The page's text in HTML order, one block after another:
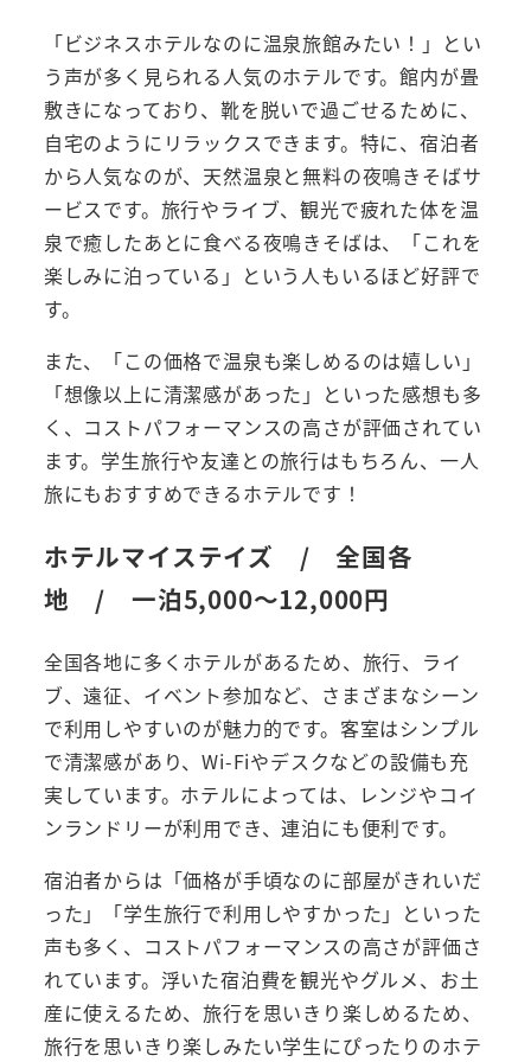
「ビジネスホテルなのに温泉旅館みたい！」とい
う声が多く見られる人気のホテルです。館内が畳
敷きになっており、靴を脱いで過ごせるために、
自宅のようにリラックスできます。特に、宿泊者
から人気なのが、天然温泉と無料の夜鳴きそばサ
ービスです。旅行やライブ、観光で疲れた体を温
泉で癒したあとに食べる夜鳴きそばは、「これを
楽しみに泊っている」という人もいるほど好評で
す。
また、「この価格で温泉も楽しめるのは嬉しい」
「想像以上に清潔感があった」といった感想も多
く、コストパフォーマンスの高さが評価されてい
ます。学生旅行や友達との旅行はもちろん、一人
旅にもおすすめできるホテルです！
ホテルマイステイズ / 全国各
地 / 一泊5,000～12,000円
全国各地に多くホテルがあるため、旅行、ライ
ブ、遠征、イベント参加など、さまざまなシーン
で利用しやすいのが魅力的です。客室はシンプル
で清潔感があり、Wi-Fiやデスクなどの設備も充
実しています。ホテルによっては、レンジやコイ
ンランドリーが利用でき、連泊にも便利です。
宿泊者からは「価格が手頃なのに部屋がきれいだ
った」「学生旅行で利用しやすかった」といった
声も多く、コストパフォーマンスの高さが評価さ
れています。浮いた宿泊費を観光やグルメ、お土
産に使えるため、旅行を思いきり楽しめるため、
旅行を思いきり楽しみたい学生にぴったりのホテ